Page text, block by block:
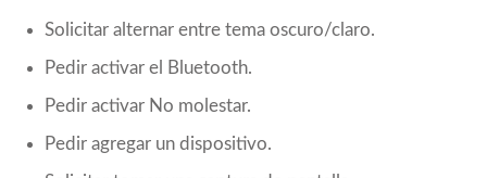
Solicitar alternar entre tema oscuro/claro.
Pedir activar el Bluetooth.
Pedir activar No molestar.
Pedir agregar un dispositivo.